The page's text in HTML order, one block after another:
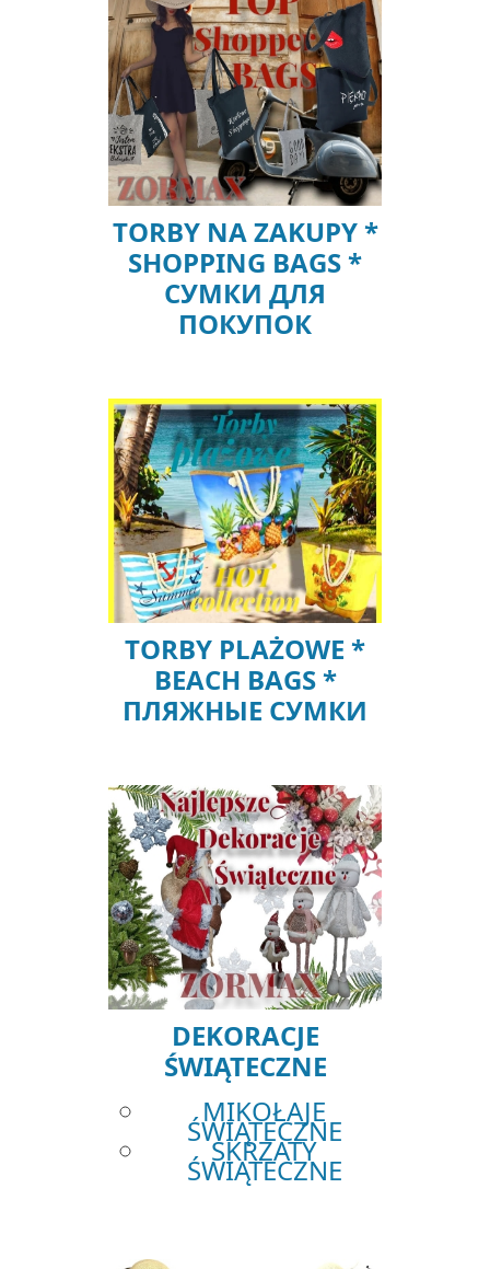
TORBY NA ZAKUPY *
SHOPPING BAGS *
СУМКИ ДЛЯ
ПОКУПОК
TORBY PLAŻOWE *
BEACH BAGS *
ПЛЯЖНЫЕ СУМКИ
DEKORACJE
ŚWIĄTECZNE
MIKOŁAJE
ŚWIĄTECZNE
SKRZATY
ŚWIĄTECZNE